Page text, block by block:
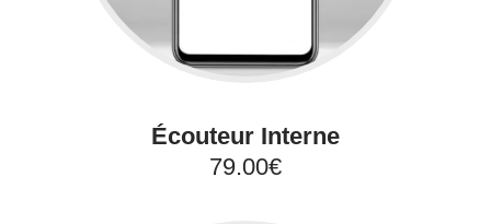
Écouteur Interne
79.00€